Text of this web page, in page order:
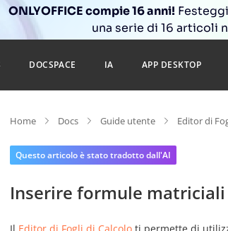
ONLYOFFICE compie 16 anni!
una serie di 16 articoli
DOCSPACE IA APP DESKTOP
Home Docs Guide utente Editor di
Questo articolo è stato tradotto dall'AI
Inserire formule matriciali